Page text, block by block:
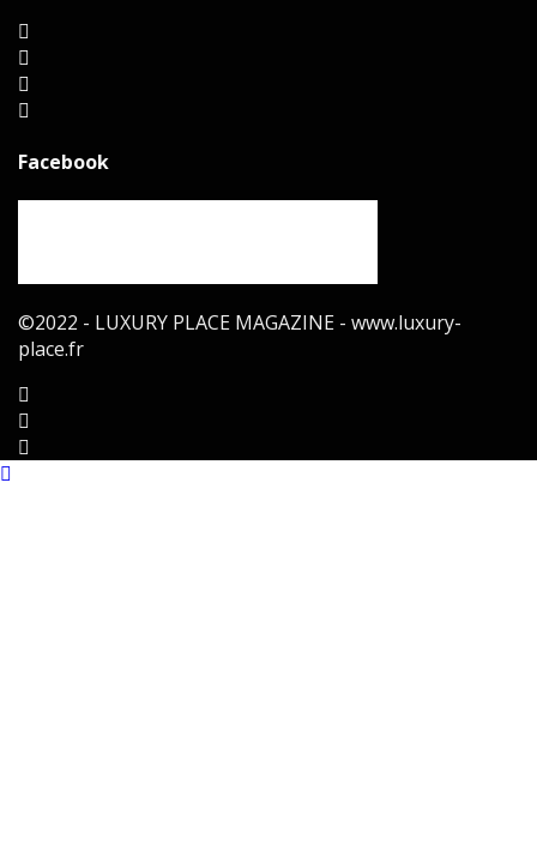
Facebook
©2022 - LUXURY PLACE MAGAZINE - www.luxury-
place.fr